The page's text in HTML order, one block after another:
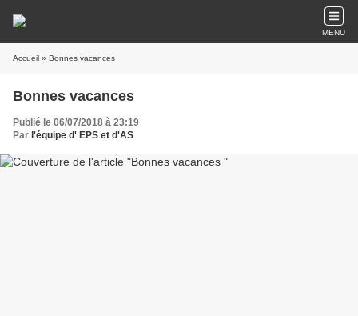
MENU
Accueil » Bonnes vacances
Bonnes vacances
Publié le 06/07/2018 à 23:19
Par l'équipe d' EPS et d'AS